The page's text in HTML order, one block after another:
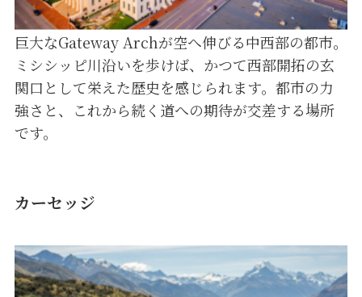
巨大なGateway Archが空へ伸びる中西部の都市。
ミシシッピ川沿いを歩けば、かつて西部開拓の玄
関口として栄えた歴史を感じられます。都市の力
強さと、これから続く道への期待が交差する場所
です。
カーセッジ